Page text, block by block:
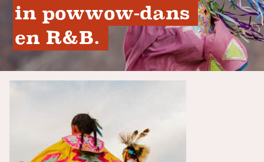
in powwow-dans
en R&B.